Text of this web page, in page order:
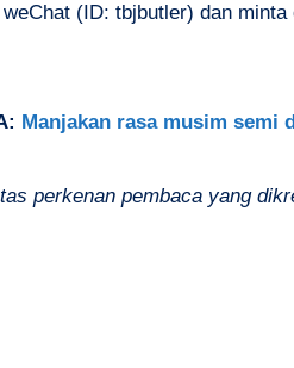
(ID: tbjbutler) dan
Manjakan rasa musim semi
perkenan pembaca yang